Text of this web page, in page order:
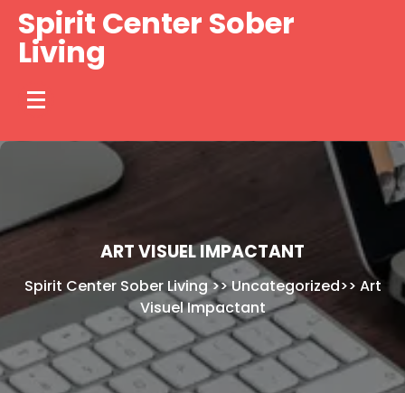
Skip
content
Spirit Center Sober
Living
ART VISUEL IMPACTANT
Spirit Center Sober Living>>Uncategorized>> Art
Visuel Impactant